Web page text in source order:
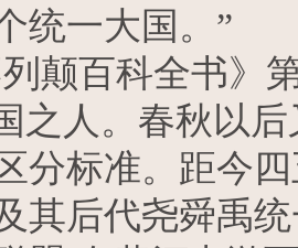
统一大国。”
颠百科全书》第
之人。春秋以
分标准。距今
其后代尧舜禹